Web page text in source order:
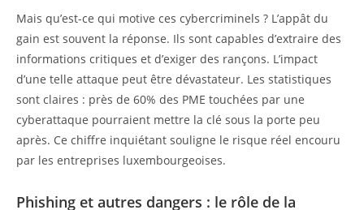
Mais qu’est-ce qui motive ces cybercriminels ? L’appât du
gain est souvent la réponse. Ils sont capables d’extraire des
informations critiques et d’exiger des rançons. L’impact
d’une telle attaque peut être dévastateur. Les statistiques
sont claires : près de 60% des PME touchées par une
cyberattaque pourraient mettre la clé sous la porte peu
après. Ce chiffre inquiétant souligne le risque réel encouru
par les entreprises luxembourgeoises.
Phishing et autres dangers : le rôle de la